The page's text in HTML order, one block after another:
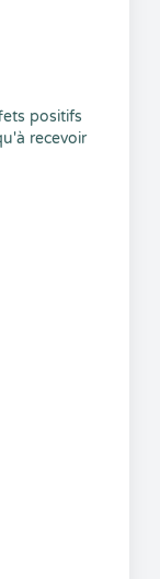
positifs
recevoir